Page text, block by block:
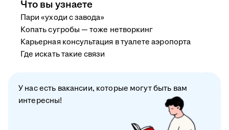
Что вы узнаете
Пари «уходи с завода»
Копать сугробы — тоже нетворкинг
Карьерная консультация в туалете аэропорта
Где искать такие связи
У нас есть вакансии, которые могут быть вам
интересны!